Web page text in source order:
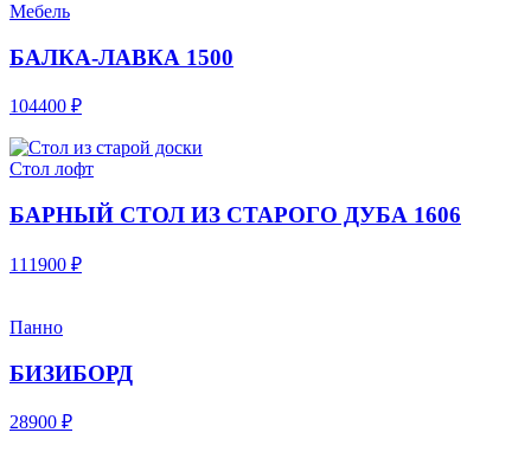
Мебель
БАЛКА-ЛАВКА 1500
104400 ₽
Стол лофт
БАРНЫЙ СТОЛ ИЗ СТАРОГО ДУБА 1606
111900 ₽
Панно
БИЗИБОРД
28900 ₽